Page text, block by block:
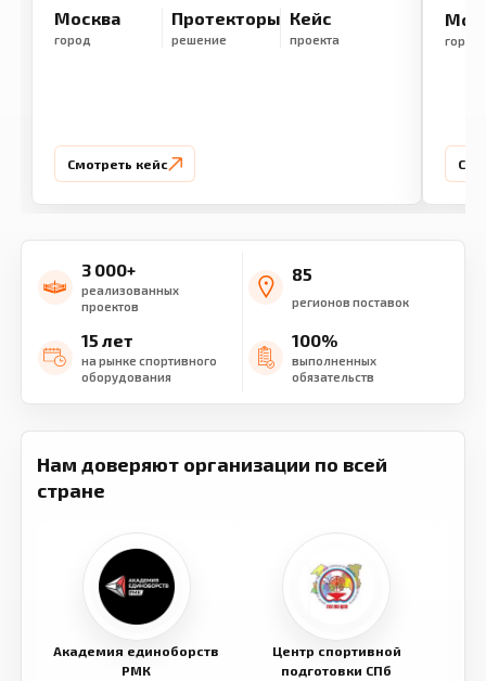
Москва
город
Протекторы
решение
Кейс
проекта
Смотреть кейс
город
3 000+
реализованных
проектов
85
регионов поставок
15 лет
на рынке спортивного
оборудования
100%
выполненных
обязательств
Нам доверяют организации по всей
стране
Академия единоборств
РМК
Центр спортивной
подготовки СПб